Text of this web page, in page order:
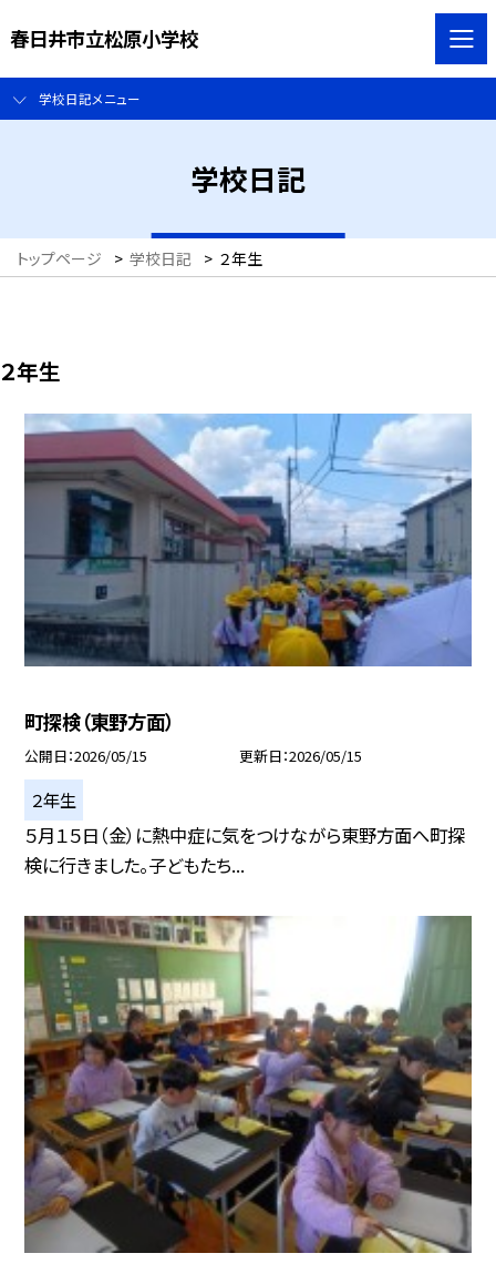
春日井市立松原小学校
学校日記メニュー
学校日記
トップページ > 学校日記 > ２年生
２年生
町探検（東野方面）
公開日 2026/05/15 更新日 2026/05/15
２年生
５月１５日（金）に熱中症に気をつけながら東野方面へ町探
検に行きました。子どもたち...